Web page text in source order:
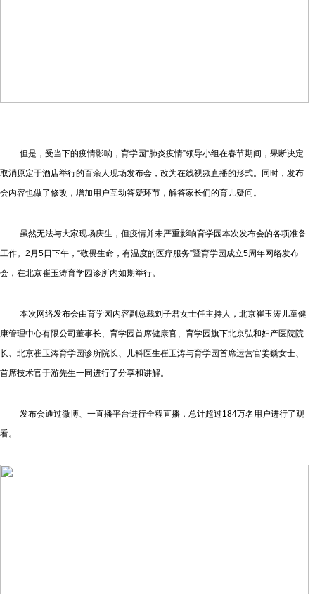
但是，受当下的疫情影响，育学园“肺炎疫情”领导小组在春节期间，果断决定
取消原定于酒店举行的百余人现场发布会，改为在线视频直播的形式。同时，发布
会内容也做了修改，增加用户互动答疑环节，解答家长们的育儿疑问。
虽然无法与大家现场庆生，但疫情并未严重影响育学园本次发布会的各项准备
工作。2月5日下午，“敬畏生命，有温度的医疗服务”暨育学园成立5周年网络发布
会，在北京崔玉涛育学园诊所内如期举行。
本次网络发布会由育学园内容副总裁刘子君女士任主持人，北京崔玉涛儿童健
康管理中心有限公司董事长、育学园首席健康官、育学园旗下北京弘和妇产医院院
长、北京崔玉涛育学园诊所院长、儿科医生崔玉涛与育学园首席运营官姜巍女士、
首席技术官于游先生一同进行了分享和讲解。
发布会通过微博、一直播平台进行全程直播，总计超过184万名用户进行了观
看。